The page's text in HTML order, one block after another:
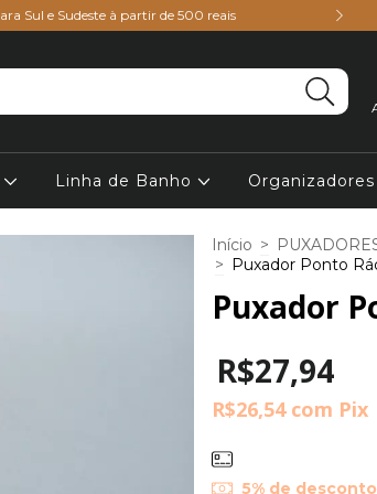
Sul e Sudeste à partir de 500 reais
Linha de Banho Organizadores
Início >
> Puxador Ponto
Puxador
R$27,94
R$26,54 com Pix
5% de desconto